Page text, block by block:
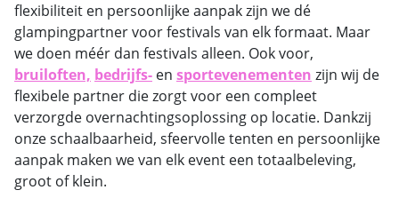
flexibiliteit en persoonlijke aanpak zijn we dé
glampingpartner voor festivals van elk formaat. Maar
we doen méér dan festivals alleen. Ook voor,
bruiloften, bedrijfs- en sportevenementen zijn wij de
flexibele partner die zorgt voor een compleet
verzorgde overnachtingsoplossing op locatie. Dankzij
onze schaalbaarheid, sfeervolle tenten en persoonlijke
aanpak maken we van elk event een totaalbeleving,
groot of klein.